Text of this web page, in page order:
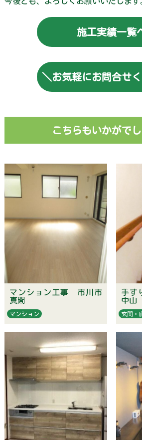
施工実績一覧
＼お気軽にお問合せ
こちらもいかがで
マンション工事 市川市
真間
マンション
手す
中山
玄関・